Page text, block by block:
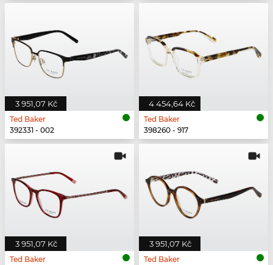
3 951,07 Kč
Ted Baker
392331 - 002
4 454,64 Kč
Ted Baker
398260 - 917
3 951,07 Kč
Ted Baker
3 951,07 Kč
Ted Baker